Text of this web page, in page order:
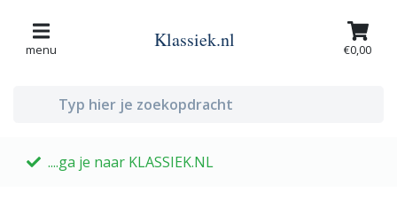
menu Klassiek.nl €0,00
....ga je naar KLASSIEK.NL